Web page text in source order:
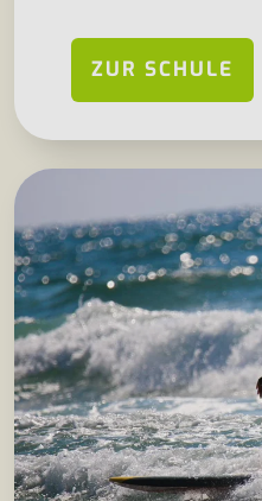
ZUR SCHULE